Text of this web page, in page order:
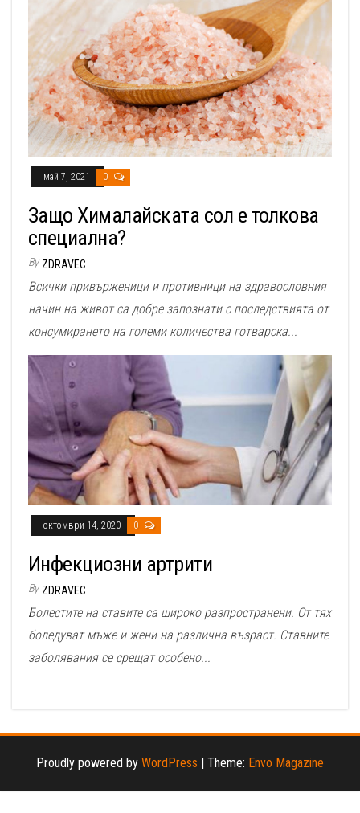
май 7, 2021 0
Защо Хималайската сол е толкова
специална?
By ZDRAVEC
Всички привърженици и противници на здравословния
начин на живот са добре запознати с последствията от
консумирането на големи количества готварска...
октомври 14, 2020 0
Инфекциозни артрити
By ZDRAVEC
Болестите на ставите са широко разпространени. От тях
боледуват мъже и жени на различна възраст. Ставните
заболявания се срещат особено...
Proudly powered by WordPress Theme: Envo Magazine